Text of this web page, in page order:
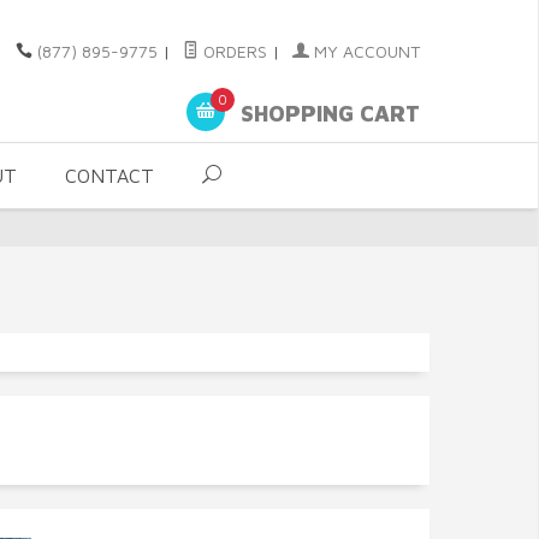
(877) 895-9775 | ORDERS | MY ACCOUNT
0
SHOPPING CART
CONTACT